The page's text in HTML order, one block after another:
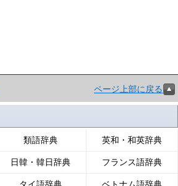
ページ上部に戻る
類語辞典 英和・和英辞典
日韓・韓日辞典 フランス語辞典